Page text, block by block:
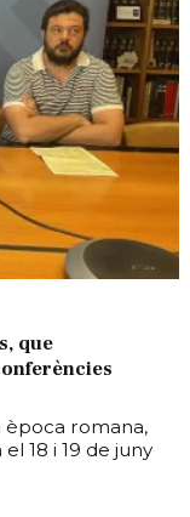
que
època romana,
18 i 19 de juny